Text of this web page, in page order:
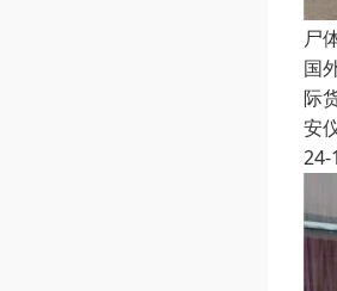
尸
国
际
安
24-